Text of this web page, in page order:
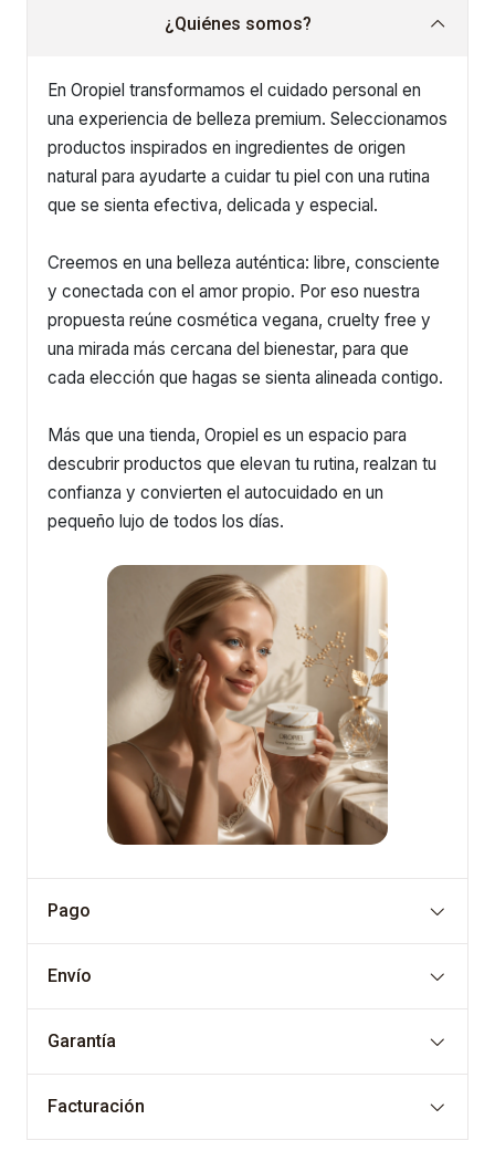
¿Quiénes somos?
En Oropiel transformamos el cuidado personal en
una experiencia de belleza premium. Seleccionamos
productos inspirados en ingredientes de origen
natural para ayudarte a cuidar tu piel con una rutina
que se sienta efectiva, delicada y especial.
Creemos en una belleza auténtica: libre, consciente
y conectada con el amor propio. Por eso nuestra
propuesta reúne cosmética vegana, cruelty free y
una mirada más cercana del bienestar, para que
cada elección que hagas se sienta alineada contigo.
Más que una tienda, Oropiel es un espacio para
descubrir productos que elevan tu rutina, realzan tu
confianza y convierten el autocuidado en un
pequeño lujo de todos los días.
Pago
Envío
Garantía
Facturación